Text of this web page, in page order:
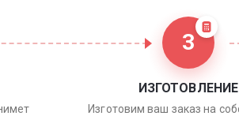
3
ИЗГОТОВЛЕНИЕ
Изготовим ваш заказ на